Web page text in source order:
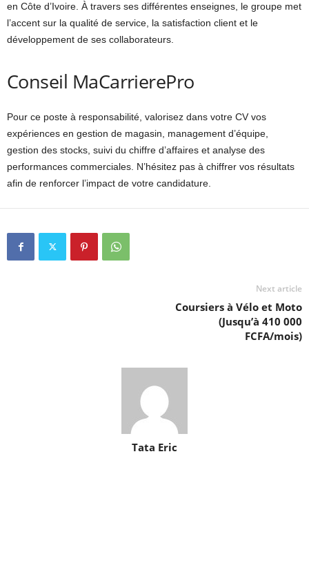
en Côte d’Ivoire. À travers ses différentes enseignes, le groupe met
l’accent sur la qualité de service, la satisfaction client et le
développement de ses collaborateurs.
Conseil MaCarrierePro
Pour ce poste à responsabilité, valorisez dans votre CV vos
expériences en gestion de magasin, management d’équipe,
gestion des stocks, suivi du chiffre d’affaires et analyse des
performances commerciales. N’hésitez pas à chiffrer vos résultats
afin de renforcer l’impact de votre candidature.
Next article
Coursiers à Vélo et Moto
(Jusqu’à 410 000
FCFA/mois)
Tata Eric